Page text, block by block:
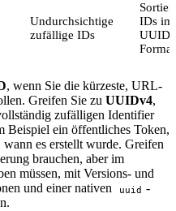
Undurchsichtige
zufällige IDs
IDs im
UUID-
Format
, wenn Sie die kürzeste, URL-
Greifen Sie zu UUIDv4,
zufälligen Identifier
Beispiel ein öffentliches Token,
es erstellt wurde. Greifen
brauchen, aber im
müssen, mit Versions- und
und einer nativen
uuid -